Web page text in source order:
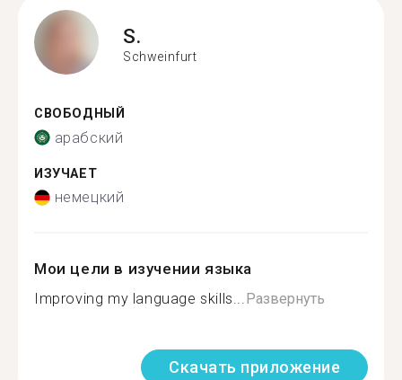
S.
Schweinfurt
СВОБОДНЫЙ
арабский
ИЗУЧАЕТ
немецкий
Мои цели в изучении языка
Improving my language skills...Развернуть
Скачать приложение